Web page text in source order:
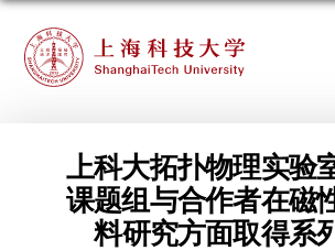
上科大拓扑物理实验
课题组与合作者在磁
料研究方面取得系